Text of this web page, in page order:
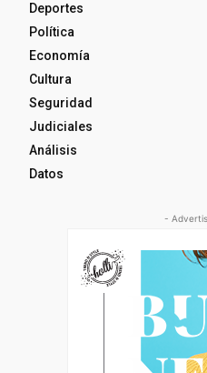
Deportes
Política
Economía
Cultura
Seguridad
Judiciales
Análisis
Datos
-